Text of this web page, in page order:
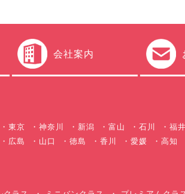
会社案内
東京 神奈川 新潟 富山 石川 福井
広島 山口 徳島 香川 愛媛 高知